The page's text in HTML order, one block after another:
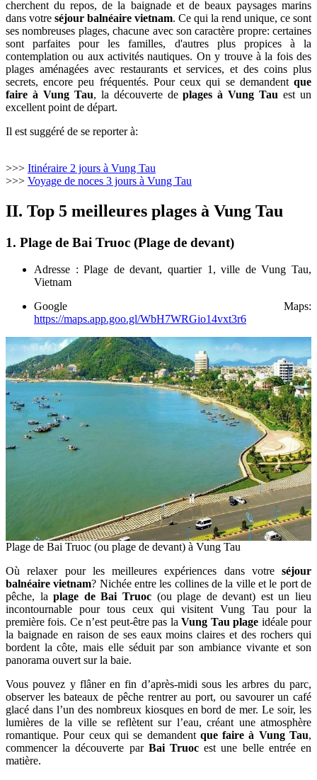
cherchent du repos, de la baignade et de beaux paysages marins
dans votre séjour balnéaire vietnam. Ce qui la rend unique, ce sont
ses nombreuses plages, chacune avec son caractère propre: certaines
sont parfaites pour les familles, d'autres plus propices à la
contemplation ou aux activités nautiques. On y trouve à la fois des
plages aménagées avec restaurants et services, et des coins plus
secrets, encore peu fréquentés. Pour ceux qui se demandent que
faire à Vung Tau, la découverte deplages à Vung Tau est un
excellent point de départ.
Il est suggéré de se reporter à:
>>> Itinéraire 2 jours à Vung Tau
>>> Voyage de noces 3 jours à Vung Tau
II. Top 5 meilleures plages à Vung Tau
1. Plage de Bai Truoc (Plage de devant)
Adresse : Plage de devant, quartier 1, ville de Vung Tau,
Vietnam
Google Maps:
https://maps.app.goo.gl/WbH7WRGio14vxt3r6
Plage de Bai Truoc (ou plage de devant) à Vung Tau
Où relaxer pour les meilleures expériences dans votreséjour
balnéaire vietnam? Nichée entre les collines de la ville et le port de
pêche, laplage de Bai Truoc(ou plage de devant) est un lieu
incontournable pour tous ceux qui visitent Vung Tau pour la
première fois. Ce n’est peut-être pas laVung Tau plage idéale pour
la baignade en raison de ses eaux moins claires et des rochers qui
bordent la côte, mais elle séduit par son ambiance vivante et son
panorama ouvert sur la baie.
Vous pouvez y flâner en fin d’après-midi sous les arbres du parc,
observer les bateaux de pêche rentrer au port, ou savourer un café
glacé dans l’un des nombreux kiosques en bord de mer. Le soir, les
lumières de la ville se reflètent sur l’eau, créant une atmosphère
romantique. Pour ceux qui se demandent que faire à Vung Tau,
commencer la découverte par Bai Truoc est une belle entrée en
matière.